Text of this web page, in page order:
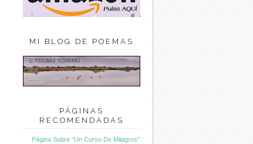
MI BLOG DE POEMAS
PÁGINAS
RECOMENDADAS
Página Sobre "Un Curso De Milagros"